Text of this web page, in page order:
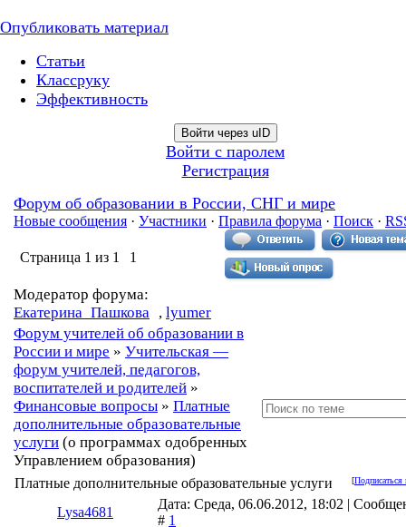
Опубликовать материал
Статьи
Классруку
Эффективность
Войти через uID
Войти с паролем
Регистрация
Форум об образовании в России, СНГ и мире
Новые сообщения · Участники · Правила форума · Поиск ·
Страница 1 из 1 1
Модератор форума:
Екатерина_Пашкова , lyumer
Форум учителей об образовании в
России и мире » Учительская —
форум учителей, педагогов,
воспитателей и родителей »
Финансовые вопросы » Платные
дополнительные образовательные
услуги (о программах одобренных
Управлением образования)
[Подписаться
Платные дополнительные образовательные услуги
Lysa4681
Дата: Среда, 06.06.2012, 18:02 |
# 1